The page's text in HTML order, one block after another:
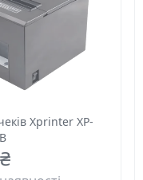
Xprinter XP-